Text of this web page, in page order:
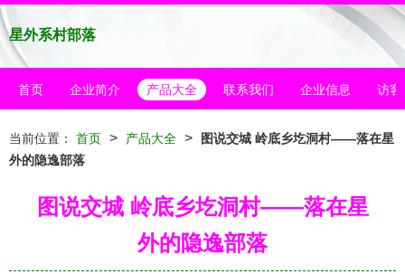
星外系村部落
首页 企业简介 产品大全 联系我们 企业信息 访客
当前位置： 首页 > 产品大全 >
图说交城 岭底乡圪洞村——落在星
外的隐逸部落
图说交城 岭底乡圪洞村——落在星
外的隐逸部落